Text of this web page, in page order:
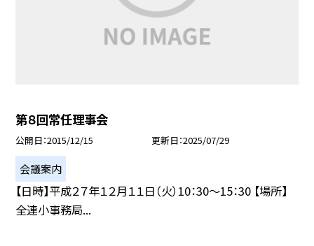
第８回常任理事会
公開日 2015/12/15 更新日 2025/07/29
会議案内
【日時】平成２７年１２月１１日（火）10：30〜15：30 【場所】
全連小事務局...